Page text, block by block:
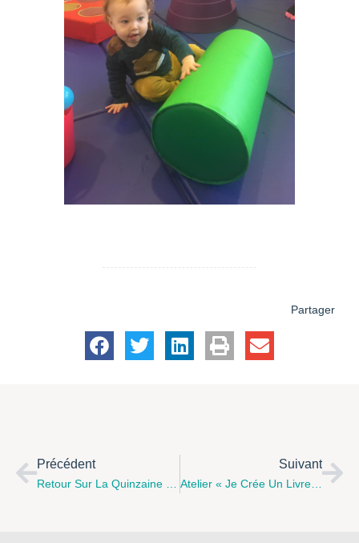
Partager
Précédent
Retour Sur La Quinzaine De La Parentalité Du 7 Au 20 Novembre 2016
Suivant
Atelier « Je Crée Un Livre » / Maison De Quartier Ostrohove